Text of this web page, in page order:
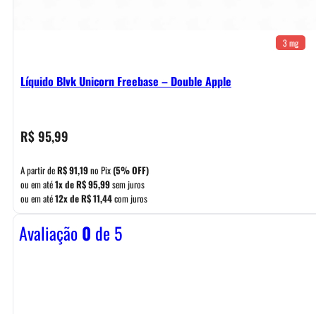
3 mg
Líquido Blvk Unicorn Freebase – Double Apple
R$95,99
A partir deR$91,19no Pix(5% OFF)
ou em até1x deR$95,99sem juros
ou em até12x deR$11,44com juros
Avaliação0 de 5